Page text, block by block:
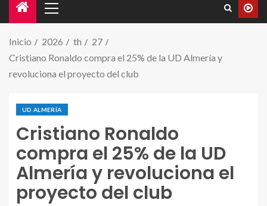
Inicio 2026 th
27
Cristiano Ronaldo compra el 25% de la UD Almería y
revoluciona el proyecto del club
UD ALMERÍA
Cristiano Ronaldo
compra el 25% de la UD
Almería y revoluciona el
proyecto del club